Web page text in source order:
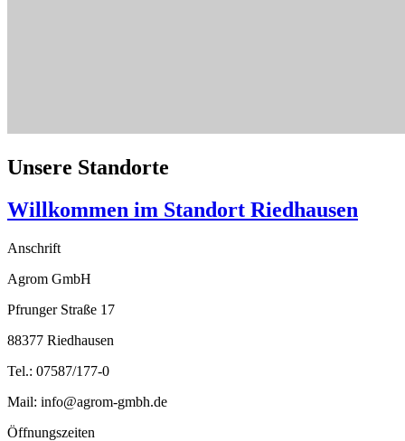
Unsere Standorte
Willkommen im Standort Riedhausen
Anschrift
Agrom GmbH
Pfrunger Straße 17
88377 Riedhausen
Tel.: 07587/177-0
Mail: info@agrom-gmbh.de
Öffnungszeiten